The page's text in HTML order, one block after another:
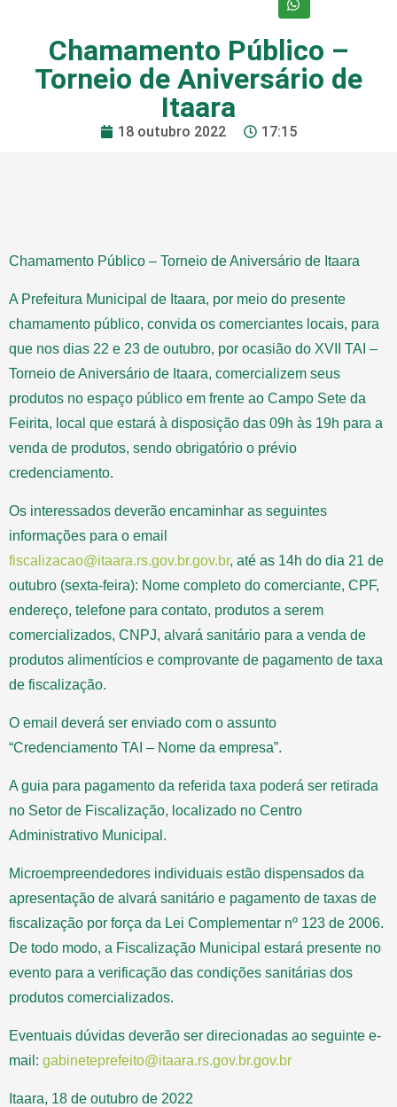
Chamamento Público –
Torneio de Aniversário de
Itaara
18 outubro 2022 17:15
Chamamento Público – Torneio de Aniversário de Itaara
A Prefeitura Municipal de Itaara, por meio do presente
chamamento público, convida os comerciantes locais, para
que nos dias 22 e 23 de outubro, por ocasião do XVII TAI –
Torneio de Aniversário de Itaara, comercializem seus
produtos no espaço público em frente ao Campo Sete da
Feirita, local que estará à disposição das 09h às 19h para a
venda de produtos, sendo obrigatório o prévio
credenciamento.
Os interessados deverão encaminhar as seguintes
informações para o email
fiscalizacao@itaara.rs.gov.br.gov.br, até as 14h do dia 21 de
outubro (sexta-feira): Nome completo do comerciante, CPF,
endereço, telefone para contato, produtos a serem
comercializados, CNPJ, alvará sanitário para a venda de
produtos alimentícios e comprovante de pagamento de taxa
de fiscalização.
O email deverá ser enviado com o assunto
“Credenciamento TAI – Nome da empresa”.
A guia para pagamento da referida taxa poderá ser retirada
no Setor de Fiscalização, localizado no Centro
Administrativo Municipal.
Microempreendedores individuais estão dispensados da
apresentação de alvará sanitário e pagamento de taxas de
fiscalização por força da Lei Complementar nº 123 de 2006.
De todo modo, a Fiscalização Municipal estará presente no
evento para a verificação das condições sanitárias dos
produtos comercializados.
Eventuais dúvidas deverão ser direcionadas ao seguinte e-
mail: gabineteprefeito@itaara.rs.gov.br.gov.br
Itaara, 18 de outubro de 2022